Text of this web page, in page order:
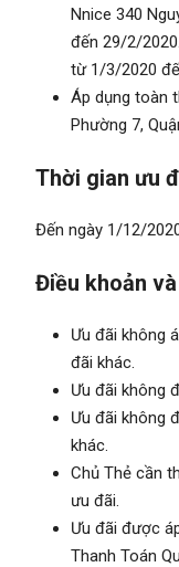
Nnice 340
đến 29/2/
từ 1/3/2020
Áp dụng toàn
Phường 7,
Thời gian ưu
Đến ngày 1/12/
Điều khoản
Ưu đãi không
đãi khác.
Ưu đãi không
Ưu đãi không
khác.
Chủ Thẻ cần
ưu đãi.
Ưu đãi được
Thanh Toán